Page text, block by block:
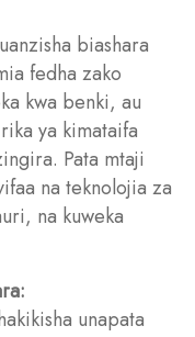
biashara
fedha zako
kwa benki, au
ya kimataifa
Pata mtaji
na teknolojia za
na kuweka
unapata